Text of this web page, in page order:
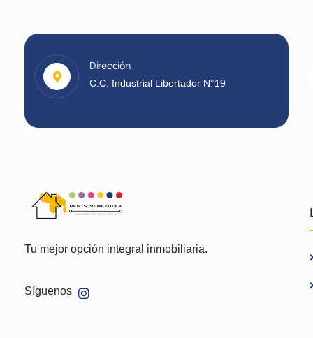
Dirección
C.C. Industrial Libertador N°19
Tu mejor opción integral inmobiliaria.
Síguenos